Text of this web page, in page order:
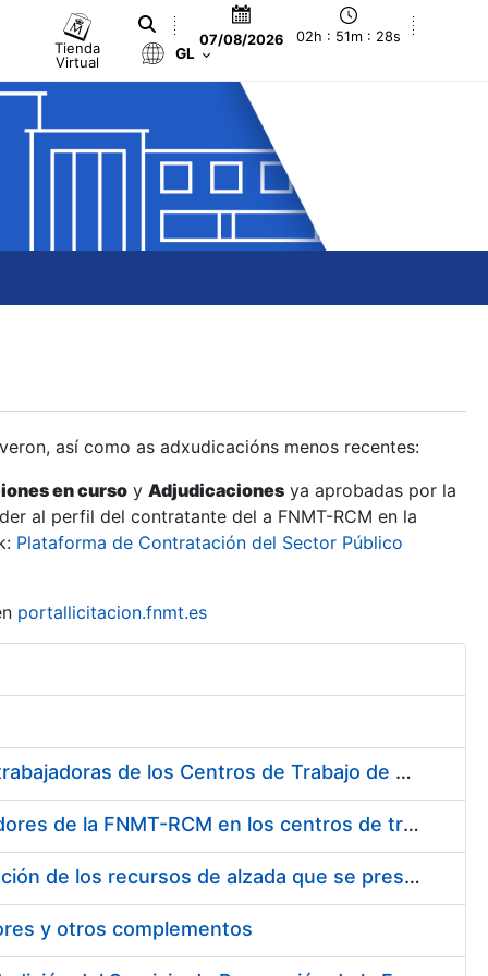
Tienda
Virtual
07/08/2026 02h : 51m : 29s
GL
así como as adxudicacións menos recentes:
en curso y Adjudicaciones ya aprobadas por la
al perfil del contratante del a FNMT-RCM en la
Plataforma de Contratación del Sector Público
portallicitacion.fnmt.es
Suministro de Protectores Auditivos a medida para las personas trabajadoras de los Centros de Trabajo de Madrid y Burgos
Suministro de gafas graduadas antiproyecciones para los trabajadores de la FNMT-RCM en los centros de trabajo de Madrid y Burgos
Servicios de una empresa externa para el asesoramiento y resolución de los recursos de alzada que se presentan relacionados con procesos de selección para la FNMT-RCM
y otros complementos